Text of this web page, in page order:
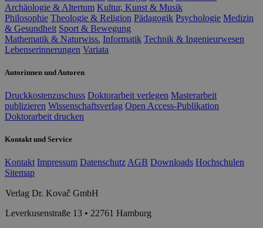
Archäologie & Altertum Kultur, Kunst & Musik
Philosophie Theologie & Religion Pädagogik Psychologie Medizin
& Gesundheit Sport & Bewegung
Mathematik & Naturwiss. Informatik Technik & Ingenieurwesen
Lebenserinnerungen Variata
Autorinnen und Autoren
Druckkostenzuschuss Doktorarbeit verlegen Masterarbeit
publizieren Wissenschaftsverlag Open Access-Publikation
Doktorarbeit drucken
Kontakt und Service
Kontakt Impressum Datenschutz AGB Downloads Hochschulen
Sitemap
Verlag Dr. Kovač GmbH
Leverkusenstraße 13 • 22761 Hamburg